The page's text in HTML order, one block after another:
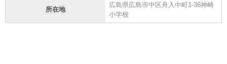
所在地
広島県広島市中区舟入中町1-36神崎
小学校